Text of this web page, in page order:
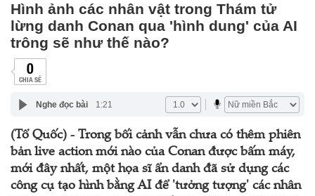
Hình ảnh các nhân vật trong Thám tử
lừng danh Conan qua 'hình dung' của AI
trông sẽ như thế nào?
0
CHIA SẺ
Nghe đọc bài 1:21
(Tổ Quốc) - Trong bối cảnh vẫn chưa có thêm phiên
bản live action mới nào của Conan được bấm máy,
mới đây nhất, một họa sĩ ẩn danh đã sử dụng các
công cụ tạo hình bằng AI để 'tưởng tượng' các nhân